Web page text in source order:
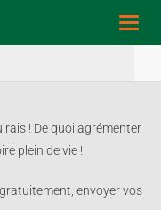
! De quoi agrémenter
plein de vie !
envoyer vos